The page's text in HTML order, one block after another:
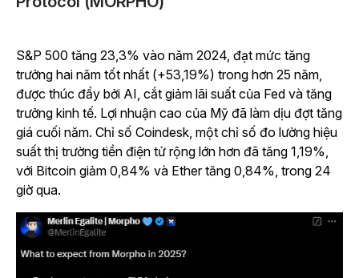
S&P 500 tăng 23,3% vào năm 2024, đạt mức tăng
trưởng hai năm tốt nhất (+53,19%) trong hơn 25 năm,
được thúc đẩy bởi AI, cắt giảm lãi suất của Fed và tăng
trưởng kinh tế. Lợi nhuận cao của Mỹ đã làm dịu đợt tăng
giá cuối năm. Chỉ số Coindesk, một chỉ số đo lường hiệu
suất thị trường tiền điện tử rộng lớn hơn đã tăng 1,19%,
với Bitcoin giảm 0,84% và Ether tăng 0,84%, trong 24
giờ qua.